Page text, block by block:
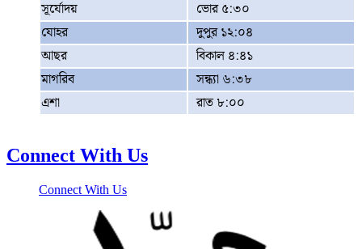
সূর্যোদয়
ভোর ৫:৩০
যোহর
দুপুর ১২:০৪
আছর
বিকাল ৪:৪১
মাগরিব
সন্ধ্যা ৬:৩৮
এশা
রাত ৮:০০
Connect With Us
Connect With Us